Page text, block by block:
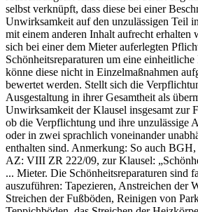
selbst verknüpft, dass diese bei einer
Unwirksamkeit auf den unzulässigen Teil
mit einem anderen Inhalt aufrecht erhalten
sich bei einer dem Mieter auferlegten
Schönheitsreparaturen um eine
könne diese nicht in Einzelmaßnahmen
bewertet werden. Stellt sich die
Ausgestaltung in ihrer Gesamtheit als
Unwirksamkeit der Klausel insgesamt zur
ob die Verpflichtung und ihre unzulässige
oder in zwei sprachlich voneinander
enthalten sind. Anmerkung: So auch
AZ: VIII ZR 222/09, zur Klausel:
... Mieter. Die Schönheitsreparaturen sind
auszuführen: Tapezieren, Anstreichen der
Streichen der Fußböden, Reinigen von